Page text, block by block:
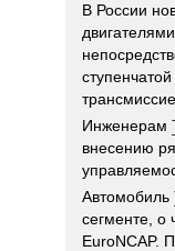
В России
Инженерам
внесению
Автомобиль
сегменте, о
EuroNCAP.